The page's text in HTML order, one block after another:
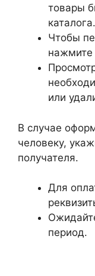
товары
каталога.
Чтобы
нажмите
или
В случае
человеку,
получателя.
Для
период.